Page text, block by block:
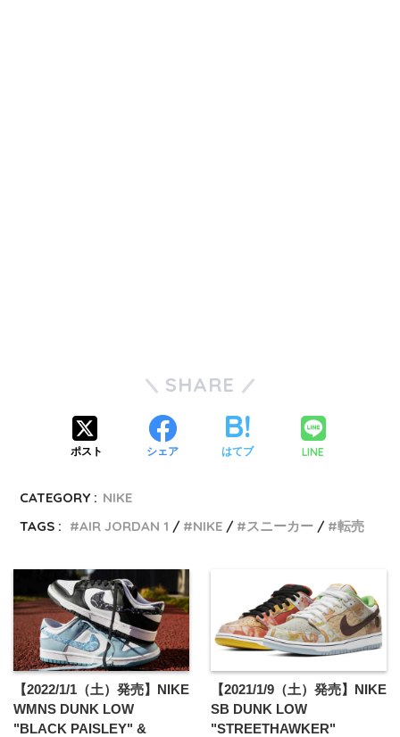
SHARE
ポスト シェア はてブ LINE
CATEGORY : NIKE
TAGS :
AIR JORDAN 1 NIKE スニーカー 転売
【2022/1/1（土）発売】NIKE
WMNS DUNK LOW
"BLACK PAISLEY" &
【2021/1/9（土）発売】NIKE
SB DUNK LOW
"STREETHAWKER"